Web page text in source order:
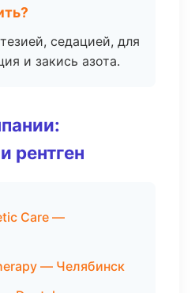
седацией, для
и закись азота.
рентген
Care —
— Челябинск